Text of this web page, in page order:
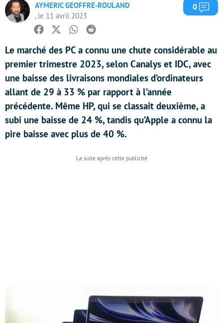
AYMERIC GEOFFRE-ROULAND
, le 11 avril 2023
0
Facebook
TwitterWhatsapp
Reddit
Le marché des PC a connu une chute considérable au
premier trimestre 2023, selon Canalys et IDC, avec
une baisse des livraisons mondiales d’ordinateurs
allant de 29 à 33 % par rapport à l’année
précédente. Même HP, qui se classait deuxième, a
subi une baisse de 24 %, tandis qu’Apple a connu la
pire baisse avec plus de 40 %.